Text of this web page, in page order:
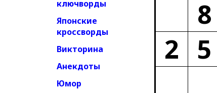
ключворды
Японские
кроссворды
Викторина
Анекдоты
Юмор
8
2 5